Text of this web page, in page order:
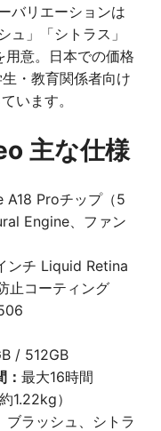
バリエーションは
ュ」「シトラス」
用意。日本での価格
・教育関係者向け
います。
主な仕様
A18 Proチップ（5
Engine、ファン
ンチ Liquid Retina
止コーティング
/ 512GB
最大16時間
1.22kg）
ブラッシュ、シトラ